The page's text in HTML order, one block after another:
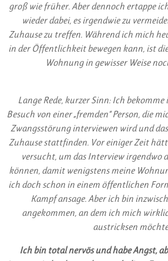
groß wie früher. Aber dennoch ertappe
wieder dabei, es irgendwie zu
Zuhause zu treffen. Während ich mich
in der Öffentlichkeit bewegen kann, ist
Wohnung in gewisser Weise
Lange Rede, kurzer Sinn: Ich bekomme
Besuch von einer „fremden“ Person, die
Zwangsstörung interviewen wird und
Zuhause stattfinden. Vor einiger Zeit
versucht, um das Interview irgendwo
können, damit wenigstens meine
ich doch schon in einem öffentlichen
Kampf ansage. Aber ich bin
angekommen, an dem ich mich
austricksen
Ich bin total nervös und habe Angst,